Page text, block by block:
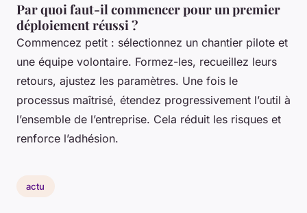
Par quoi faut-il commencer pour un premier
déploiement réussi ?
Commencez petit : sélectionnez un chantier pilote et
une équipe volontaire. Formez-les, recueillez leurs
retours, ajustez les paramètres. Une fois le
processus maîtrisé, étendez progressivement l’outil à
l’ensemble de l’entreprise. Cela réduit les risques et
renforce l’adhésion.
actu